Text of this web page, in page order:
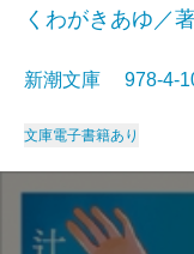
くわがきあゆ／
新潮文庫 978-4-
文庫電子書籍あり